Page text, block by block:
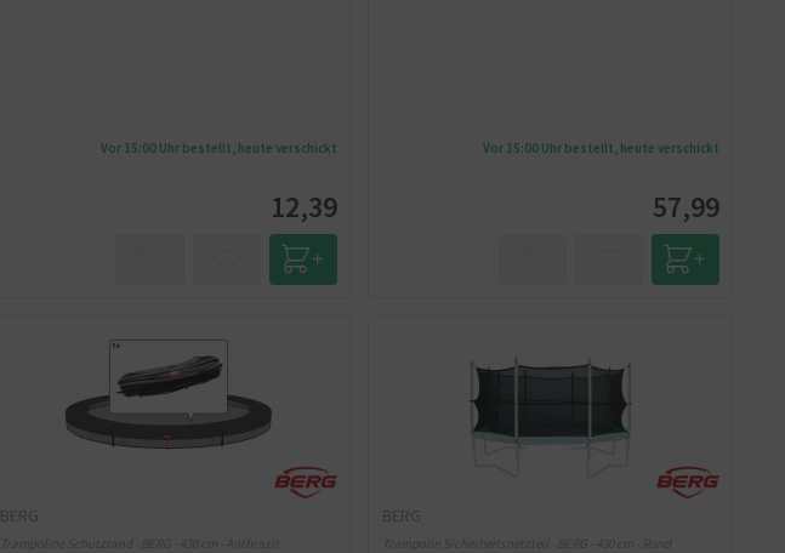
Vor 15:00 Uhr bestellt, heute verschickt
12,39
Vor 15:00 Uhr bestellt, heute verschickt
57,99
BERG
Trampoline Schutzrand - BERG - 430 cm - Anthrazit
BERG
Trampolin Sicherheitsnetzteil - BERG - 430 cm - Rund